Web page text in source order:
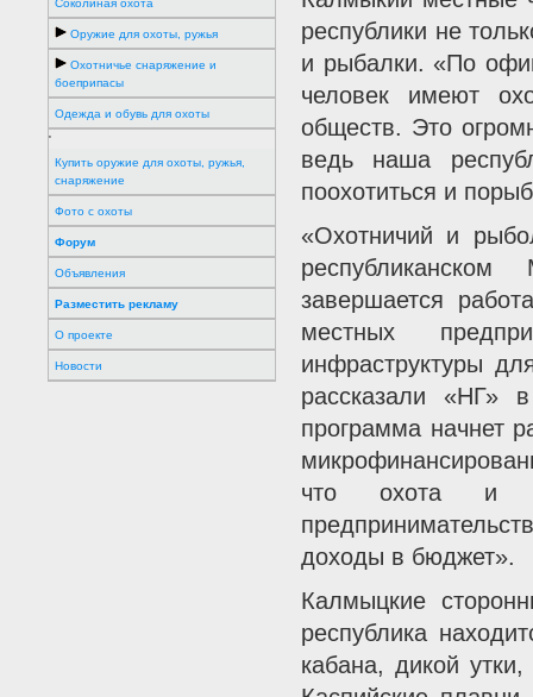
Соколиная охота
Оружие для охоты, ружья
Охотничье снаряжение и
боеприпасы
Одежда и обувь для охоты
'
Купить оружие для охоты, ружья,
снаряжение
Фото с охоты
Форум
Объявления
Разместить рекламу
О проекте
Новости
республики не
и рыбалки. «По
человек имеют
обществ. Это
ведь наша
поохотиться и
«Охотничий и
завершается
местных
инфраструктуры
рассказали «НГ»
программа начнет
что охота и
доходы в бюджет».
Калмыцкие
республика
кабана, дикой